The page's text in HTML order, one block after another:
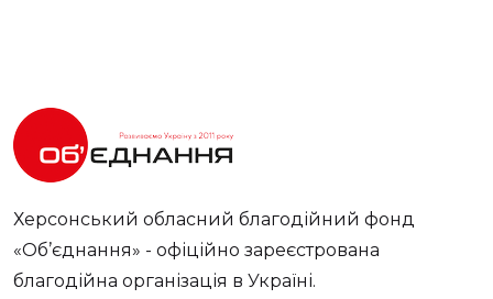
Херсонський обласний благодійний фонд
«Об’єднання» - офіційно зареєстрована
благодійна організація в Україні.